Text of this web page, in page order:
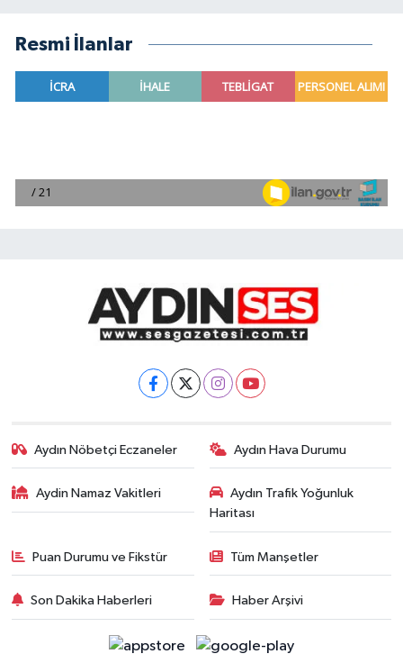
Resmi İlanlar
Aydın Nöbetçi Eczaneler Aydın Hava Durumu
Aydin Namaz Vakitleri
Aydın Trafik Yoğunluk
Haritası
Puan Durumu ve Fikstür Tüm Manşetler
Son Dakika Haberleri Haber Arşivi